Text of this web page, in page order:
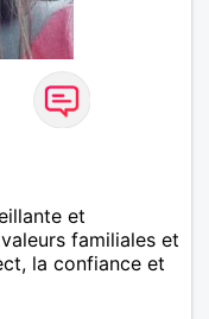
et
familiales et
la confiance et